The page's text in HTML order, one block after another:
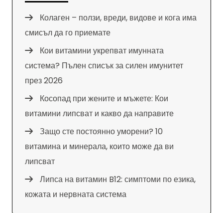
Колаген – ползи, вреди, видове и кога има
смисъл да го приемате
Кои витамини укрепват имунната
система? Пълен списък за силен имунитет
през 2026
Косопад при жените и мъжете: Кои
витамини липсват и какво да направите
Защо сте постоянно уморени? 10
витамина и минерала, които може да ви
липсват
Липса на витамин B12: симптоми по езика,
кожата и нервната система